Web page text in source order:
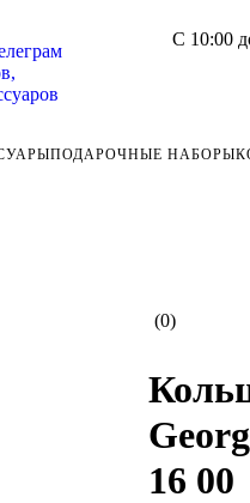
С 10:00
ПОДАРОЧНЫЕ НАБОРЫ
(0)
16 00